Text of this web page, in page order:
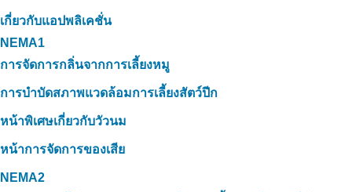
เกี่ยวกับแอปพลิเคชั่น
NEMA1
การจัดการกลิ่นจากการเลี้ยงหมู
การบำบัดสภาพแวดล้อมการเลี้ยงสัตว์ปีก
หน้าพิเศษเกี่ยวกับวัวนม
หน้าการจัดการของเสีย
NEMA2